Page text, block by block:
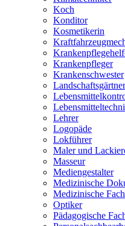
Koch
Konditor
Kosmetikerin
Krankenpfleger
Krankenschwester
Landschaftsgärtner
Lehrer
Logopäde
Lokführer
Maler und
Masseur
Mediengestalter
Medizinische
Medizinische
Optiker
Pädagogische